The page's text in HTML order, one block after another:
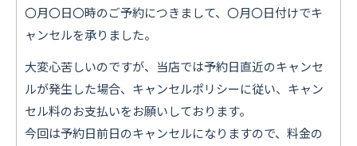
〇月〇日〇時のご予約につきまして、〇月〇日付けでキ
ャンセルを承りました。
大変心苦しいのですが、当店では予約日直近のキャンセ
ルが発生した場合、キャンセルポリシーに従い、キャン
セル料のお支払いをお願いしております。
今回は予約日前日のキャンセルになりますので、料金の